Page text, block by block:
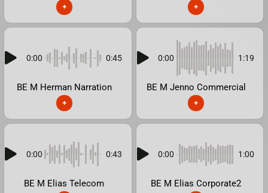
+ +
0:00 0:45
BE M Herman Narration
+
0:00 1:19
BE M Jenno Commercial
+
0:00 0:43
BE M Elias Telecom
0:00 1:00
BE M Elias Corporate2